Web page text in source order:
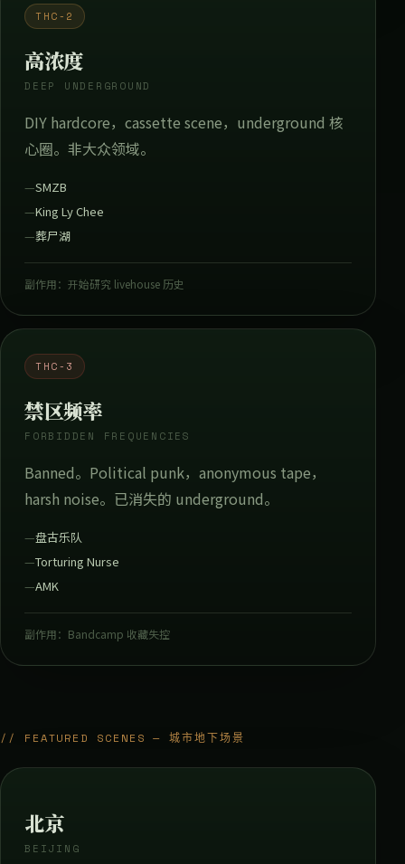
THC-2
高浓度
DEEP UNDERGROUND
DIY hardcore，cassette scene，underground 核
心圈。非大众领域。
SMZB
King Ly Chee
葬尸湖
副作用：开始研究 livehouse 历史
THC-3
禁区频率
FORBIDDEN FREQUENCIES
Banned。Political punk，anonymous tape，
harsh noise。已消失的 underground。
盘古乐队
Torturing Nurse
AMK
副作用：Bandcamp 收藏失控
// FEATURED SCENES — 城市地下场景
北京
BEIJING